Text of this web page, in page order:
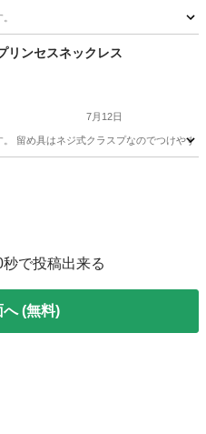
その他 80年代
リンセスネックレス
7月12日
留め具はネジ式クラスプなのでつけやす
で投稿出来る
(無料)